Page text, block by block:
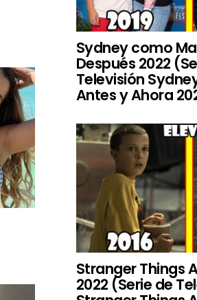
Sydney como
Después 2022
Televisión
Antes y Ahora
Stranger Things
2022 (Serie de